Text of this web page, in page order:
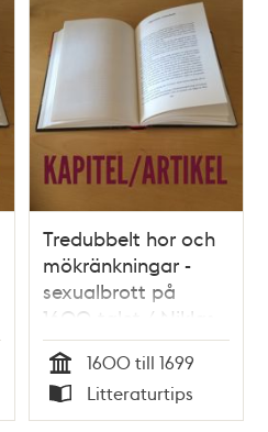
Tredubbelt hor och
mökränkningar -
sexualbrott på
1600-talet / Niklas
Ericsson
Tid
1600 till 1699
Typ
Litteraturtips